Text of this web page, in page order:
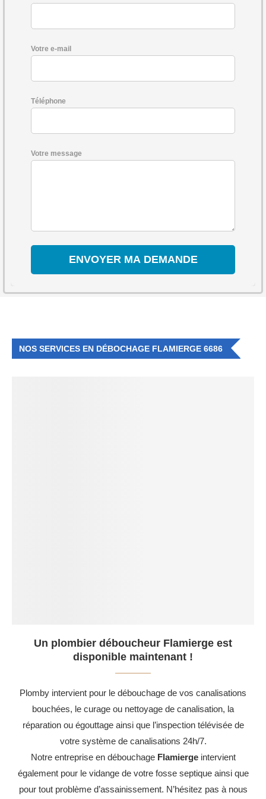
Votre e-mail
Téléphone
Votre message
NOS SERVICES EN DÉBOCHAGE FLAMIERGE 6686
Un plombier déboucheur Flamierge est
disponible maintenant !
Plomby intervient pour le débouchage de vos canalisations
bouchées, le curage ou nettoyage de canalisation, la
réparation ou égouttage ainsi que l’inspection télévisée de
votre système de canalisations 24h/7.
Notre entreprise en débouchage Flamiergeintervient
également pour le vidange de votre fosse septique ainsi que
pour tout problème d’assainissement. N’hésitez pas à nous